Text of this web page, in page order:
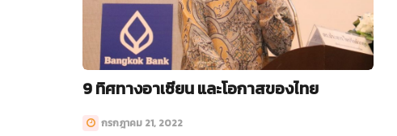
9 ทิศทางอาเซียน และโอกาสของไทย
กรกฎาคม 21, 2022